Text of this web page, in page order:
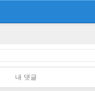
내 댓글